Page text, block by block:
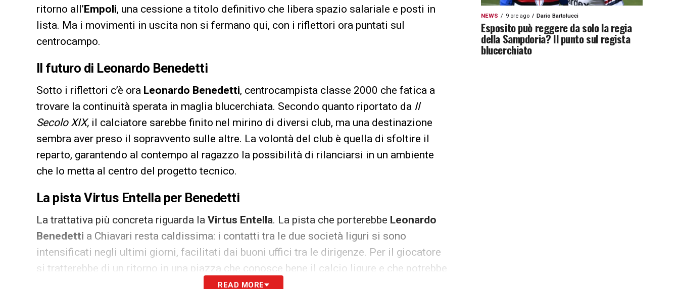
ritorno all’Empoli, una cessione a titolo definitivo che libera spazio salariale e posti in
lista. Ma i movimenti in uscita non si fermano qui, con i riflettori ora puntati sul
centrocampo.
Il futuro di Leonardo Benedetti
Sotto i riflettori c’è ora Leonardo Benedetti, centrocampista classe 2000 che fatica a
trovare la continuità sperata in maglia blucerchiata. Secondo quanto riportato da Il
Secolo XIX, il calciatore sarebbe finito nel mirino di diversi club, ma una destinazione
sembra aver preso il sopravvento sulle altre. La volontà del club è quella di sfoltire il
reparto, garantendo al contempo al ragazzo la possibilità di rilanciarsi in un ambiente
che lo metta al centro del progetto tecnico.
La pista Virtus Entella per Benedetti
La trattativa più concreta riguarda la Virtus Entella. La pista che porterebbe Leonardo
Benedetti a Chiavari resta caldissima: i contatti tra le due società liguri si sono
intensificati negli ultimi giorni, facilitati dai buoni uffici tra le dirigenze. Per il giocatore
si tratterebbe di un ritorno in una piazza che conosce bene il calcio ligure e che potrebbe
offrirgli il minutaggio necessario per ritrovare lo smalto dei giorni migliori.
READ MORE
NEWS 9 ore ago Dario Bartolucci
Esposito può reggere da solo la regia
della Sampdoria? Il punto sul regista
blucerchiato